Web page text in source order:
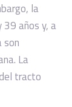
la
39 años y, a
son
La
tracto